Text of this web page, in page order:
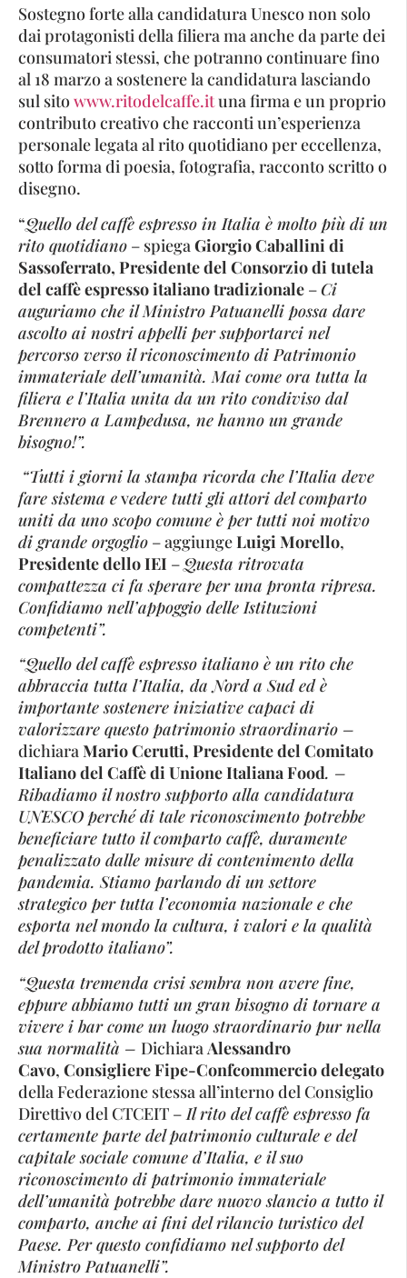
Sostegno forte alla candidatura Unesco non solo
dai protagonisti della filiera ma anche da parte dei
consumatori stessi, che potranno continuare fino
al 18 marzo a sostenere la candidatura lasciando
sul sitowww.ritodelcaffe.ituna firma e un proprio
contributo creativo che racconti un’esperienza
personale legata al rito quotidiano per eccellenza,
sotto forma di poesia, fotografia, racconto scritto o
disegno.
“Quello del caffè espresso in Italia è molto più di un
rito quotidiano – spiega Giorgio Caballini di
Sassoferrato, Presidente del Consorzio di tutela
del caffè espresso italiano tradizionale – Ci
auguriamo che il Ministro Patuanelli possa dare
ascolto ai nostri appelli per supportarci nel
percorso verso il riconoscimento di Patrimonio
immateriale dell’umanità. Mai come ora tutta la
filiera e l’Italia unita da un rito condiviso dal
Brennero a Lampedusa, ne hanno un grande
bisogno!”.
“Tutti i giorni la stampa ricorda che l’Italia deve
fare sistema evedere tutti gli attori del comparto
uniti da uno scopo comune è per tutti noi motivo
di grande orgoglio – aggiungeLuigi Morello,
Presidente dello IEI –Questa ritrovata
compattezza ci fa sperare per una pronta ripresa.
Confidiamo nell’appoggio delle Istituzioni
competenti”.
“Quello del caffè espresso italiano è un rito che
abbraccia tutta l’Italia, da Nord a Sud ed è
importante sostenere iniziative capaci di
valorizzare questo patrimonio straordinario –
dichiaraMario Cerutti, Presidente del Comitato
Italiano del Caffè di Unione Italiana Food. –
Ribadiamo il nostro supporto alla candidatura
UNESCO perché di tale riconoscimento potrebbe
beneficiare tutto il comparto caffè, duramente
penalizzato dalle misure di contenimento della
pandemia. Stiamo parlando di un settore
strategico per tutta l’economia nazionale e che
esporta nel mondo la cultura, i valori e la qualità
del prodotto italiano”.
“Questa tremenda crisi sembra non avere fine,
eppure abbiamo tutti un gran bisogno di tornare a
vivere i bar come un luogo straordinario pur nella
sua normalità – Dichiara Alessandro
Cavo, Consigliere Fipe-Confcommercio delegato
della Federazione stessa all’interno del Consiglio
Direttivo del CTCEIT – Il rito del caffè espresso fa
certamente parte del patrimonio culturale e del
capitale sociale comune d’Italia, e il suo
riconoscimento di patrimonio immateriale
dell’umanità potrebbe dare nuovo slancio a tutto il
comparto, anche ai fini del rilancio turistico del
Paese. Per questo confidiamo nel supporto del
Ministro Patuanelli”.